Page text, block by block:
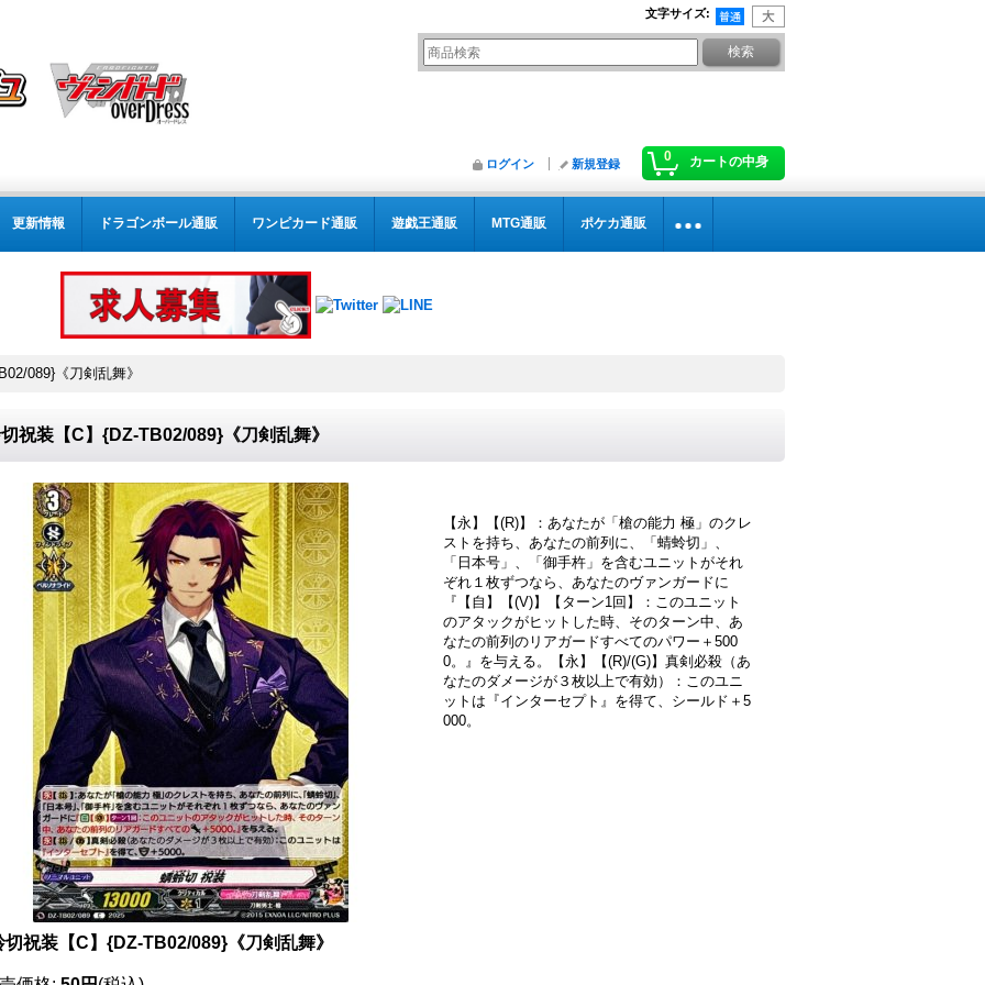
文字サイズ:
0 カートの中身
ログイン 新規登録
更新情報 ドラゴンボール通販 ワンピカード通販 遊戯王通販 MTG通販 ポケカ通販
089}《刀剣乱舞》
祝装【C】{DZ-TB02/089}《刀剣乱舞》
【永】【(R)】：あなたが「槍の能力 極」のクレ
ストを持ち、あなたの前列に、「蜻蛉切」、
「日本号」、「御手杵」を含むユニットがそれ
ぞれ１枚ずつなら、あなたのヴァンガードに
『【自】【(V)】【ターン1回】：このユニット
のアタックがヒットした時、そのターン中、あ
なたの前列のリアガードすべてのパワー＋500
0。』を与える。【永】【(R)/(G)】真剣必殺（あ
なたのダメージが３枚以上で有効）：このユニ
ットは『インターセプト』を得て、シールド＋5
000。
切祝装【C】{DZ-TB02/089}《刀剣乱舞》